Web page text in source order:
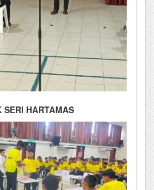
HARTAMAS